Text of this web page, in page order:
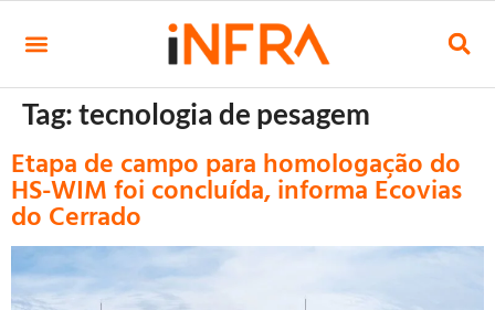
Tag:tecnologia de pesagem
Etapa de campo para homologação do
HS-WIM foi concluída, informa Ecovias
do Cerrado